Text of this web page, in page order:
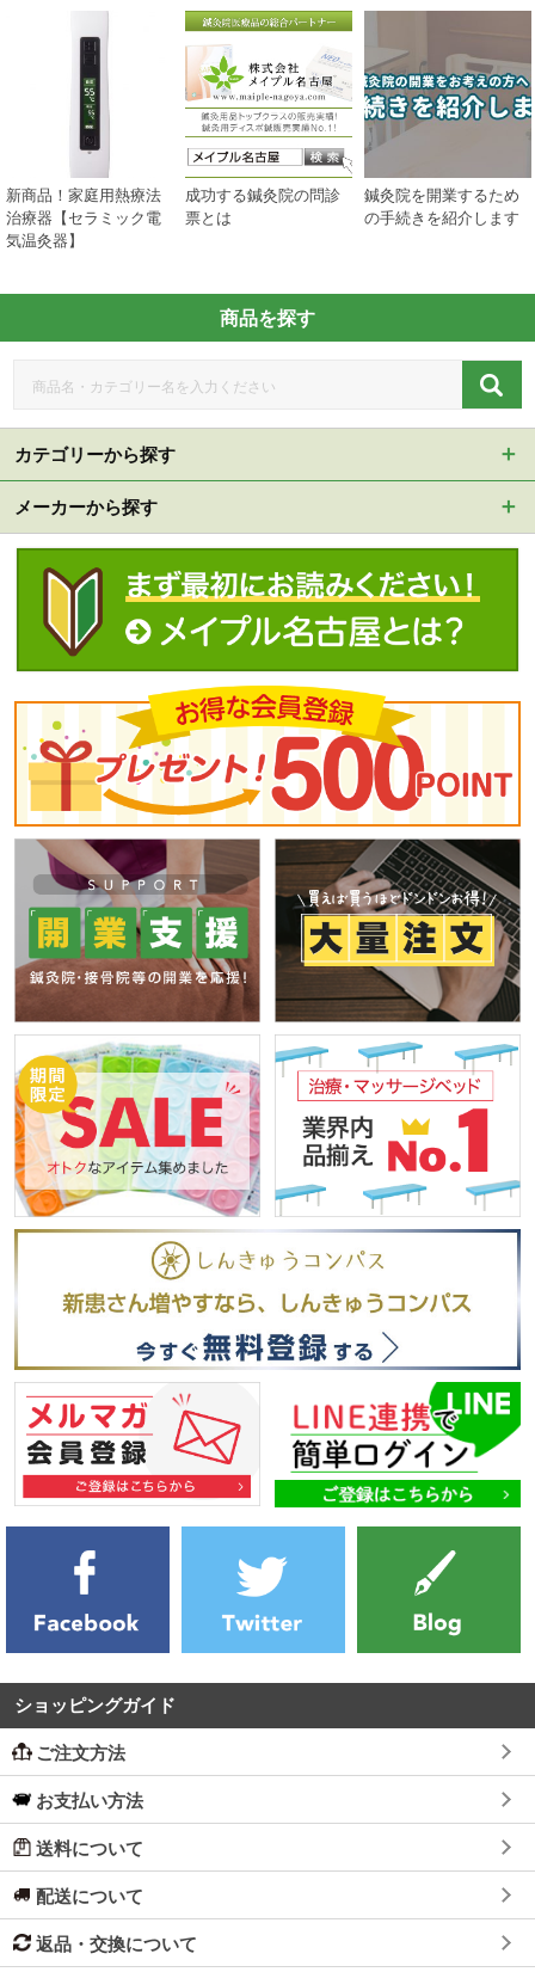
新商品！家庭用熱療法
治療器【セラミック電
気温灸器】
成功する鍼灸院の問診
票とは
鍼灸院を開業するため
の手続きを紹介します
商品を探す
カテゴリーから探す
メーカーから探す
ショッピングガイド
ご注文方法
お支払い方法
送料について
配送について
返品・交換について